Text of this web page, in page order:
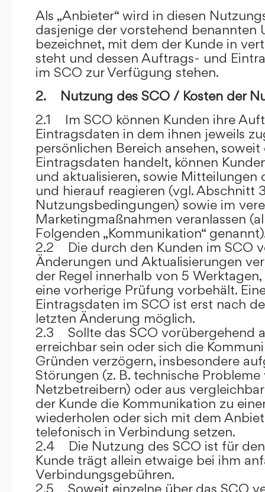
Als „Anbieter“ wird in diesen
dasjenige der vorstehend benannten
bezeichnet, mit dem der Kunde in
steht und dessen Auftrags- und
im SCO zur Verfügung stehen.
2. Nutzung des SCO / Kosten der
2.1 Im SCO können Kunden ihre
Eintragsdaten in dem ihnen jeweils
persönlichen Bereich ansehen,
Eintragsdaten handelt, können
und aktualisieren, sowie Mitteilungen
und hierauf reagieren (vgl. Abschnitt
Nutzungsbedingungen) sowie im
Marketingmaßnahmen veranlassen
Folgenden „Kommunikation“
2.2 Die durch den Kunden im SCO
Änderungen und Aktualisierungen
der Regel innerhalb von 5
eine vorherige Prüfung vorbehält.
Eintragsdaten im SCO ist erst nach
letzten Änderung möglich.
2.3 Sollte das SCO vorübergehend
erreichbar sein oder sich die
Gründen verzögern, insbesondere
Störungen (z. B. technische
Netzbetreibern) oder aus
der Kunde die Kommunikation zu
wiederholen oder sich mit dem
telefonisch in Verbindung setzen.
2.4 Die Nutzung des SCO ist für den
Kunde trägt allein etwaige bei ihm
Verbindungsgebühren.
2.5 Soweit einzelne über das SCO